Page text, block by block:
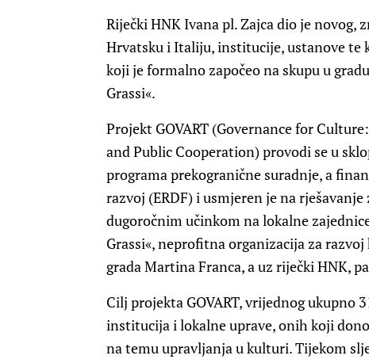
Riječki HNK Ivana pl. Zajca dio je novog,
Hrvatsku i Italiju, institucije, ustanove te
koji je formalno započeo na skupu u
Grassi«.
Projekt GOVART (Governance for
and Public Cooperation) provodi se u
programa prekogranične suradnje, a
razvoj (ERDF) i usmjeren je na
dugoročnim učinkom na lokalne
Grassi«, neprofitna organizacija za
grada Martina Franca, a uz riječki HNK,
Cilj projekta GOVART, vrijednog ukupno
institucija i lokalne uprave, onih koji
na temu upravljanja u kulturi. Tijekom